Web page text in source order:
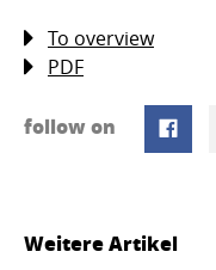
To overview
PDF
follow on
Weitere Artikel